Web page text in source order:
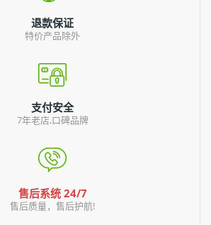
退款保证
特价产品除外
支付安全
7年老店,口碑品牌
售后系统 24/7
售后质量，售后护航!